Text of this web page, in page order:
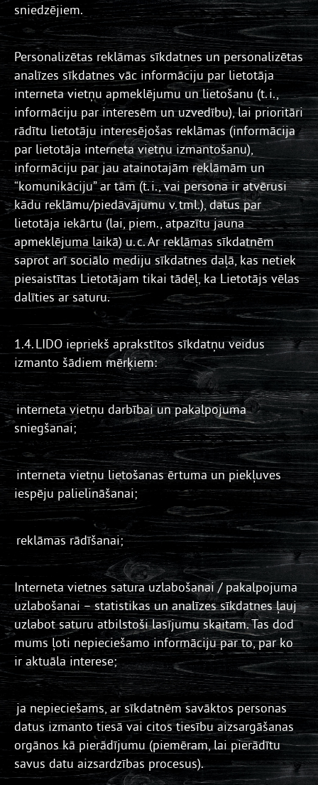
sniedzējiem.
Personalizētas reklāmas sīkdatnes un personalizētas
analīzes sīkdatnes vāc informāciju par lietotāja
interneta vietņu apmeklējumu un lietošanu (t. i.,
informāciju par interesēm un uzvedību), lai prioritāri
rādītu lietotāju interesējošas reklāmas (informācija
par lietotāja interneta vietņu izmantošanu),
informāciju par jau atainotajām reklāmām un
“komunikāciju” ar tām (t. i., vai persona ir atvērusi
kādu reklāmu/piedāvājumu v. tml.), datus par
lietotāja iekārtu (lai, piem., atpazītu jauna
apmeklējuma laikā) u. c. Ar reklāmas sīkdatnēm
saprot arī sociālo mediju sīkdatnes daļā, kas netiek
piesaistītas Lietotājam tikai tādēļ, ka Lietotājs vēlas
dalīties ar saturu.
1.4. LIDO iepriekš aprakstītos sīkdatņu veidus
izmanto šādiem mērķiem:
interneta vietņu darbībai un pakalpojuma
sniegšanai;
interneta vietņu lietošanas ērtuma un piekļuves
iespēju palielināšanai;
reklāmas rādīšanai;
Interneta vietnes satura uzlabošanai / pakalpojuma
uzlabošanai – statistikas un analīzes sīkdatnes ļauj
uzlabot saturu atbilstoši lasījumu skaitam. Tas dod
mums ļoti nepieciešamo informāciju par to, par ko
ir aktuāla interese;
ja nepieciešams, ar sīkdatnēm savāktos personas
datus izmanto tiesā vai citos tiesību aizsargāšanas
orgānos kā pierādījumu (piemēram, lai pierādītu
savus datu aizsardzības procesus).